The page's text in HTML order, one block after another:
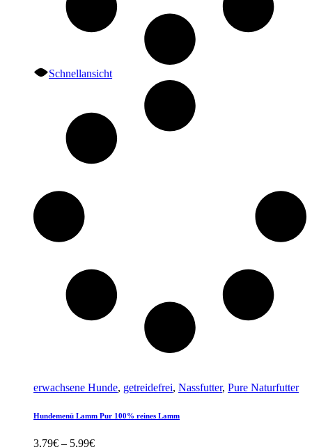
Schnellansicht
erwachsene Hunde, getreidefrei, Nassfutter, Pure Naturfutter
Hundemenü Lamm Pur 100% reines Lamm
3,79€ – 5,99€Preisspanne: